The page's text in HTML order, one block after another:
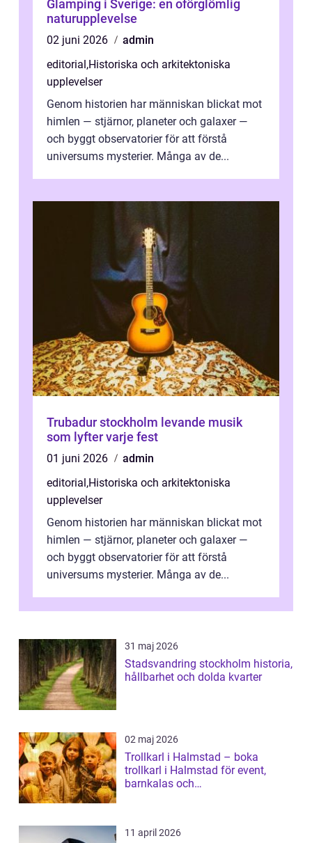
Glamping i Sverige: en oförglömlig
naturupplevelse
02 juni 2026
admin
editorial,Historiska och arkitektoniska
upplevelser
Genom historien har människan blickat mot
himlen — stjärnor, planeter och galaxer —
och byggt observatorier för att förstå
universums mysterier. Många av de...
Trubadur stockholm levande musik
som lyfter varje fest
01 juni 2026
admin
editorial,Historiska och arkitektoniska
upplevelser
Genom historien har människan blickat mot
himlen — stjärnor, planeter och galaxer —
och byggt observatorier för att förstå
universums mysterier. Många av de...
31 maj 2026
Stadsvandring stockholm historia,
hållbarhet och dolda kvarter
02 maj 2026
Trollkarl i Halmstad – boka
trollkarl i Halmstad för event,
barnkalas och
11 april 2026